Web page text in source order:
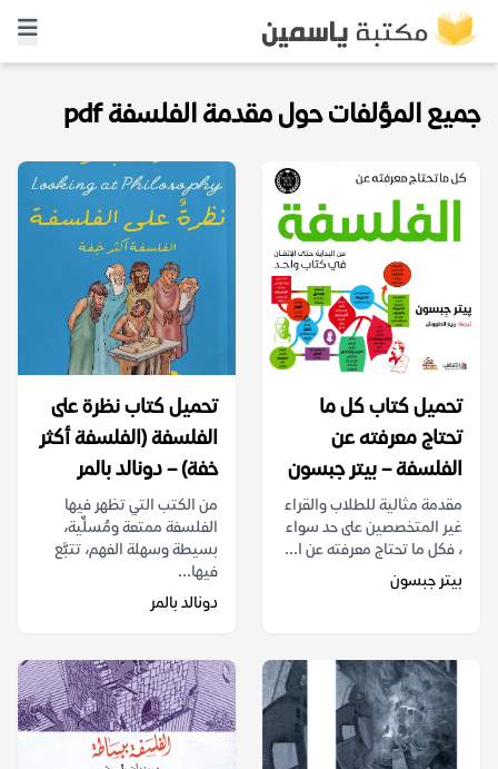
جميع المؤلفات حول مقدمة الفلسفة pdf
تحميل كتاب كل ما
تحتاج معرفته عن
الفلسفة – بيتر جبسون
مقدمة مثالية للطلاب والقراء
غير المتخصصين على حد سواء
، فكل ما تحتاج معرفته عن ا...
بيتر جبسون
تحميل كتاب نظرة على
الفلسفة (الفلسفة أكثر
خفة) – دونالد بالمر
من الكتب التي تظهر فيها
الفلسفة ممتعة ومُسلِّية،
بسيطة وسهلة الفهم، تتبَّع
فيها...
دونالد بالمر